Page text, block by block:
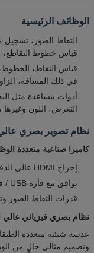
الوظائف الرئيسية
التقاط الصور، تسجيل
قياس خطوط التقاطع،
قياس النقاط،
في ذلك المسافة،
أدوات مساعدة مثل
التعرض، اللون
نظام تصوير بصري
كاميرا صناعية متعددة
إخراج HDMI عالي الدقة
توافق مع فأرة USB / قرص USB
قدرات التقاط الصور
نظام بصري فيزيائي عالي
وتصميم مثالي خالٍ من